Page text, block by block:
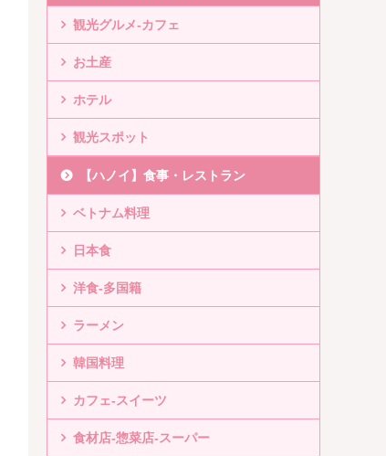
観光グルメ-カフェ
お土産
ホテル
観光スポット
【ハノイ】食事・レストラン
ベトナム料理
日本食
洋食-多国籍
ラーメン
韓国料理
カフェ-スイーツ
食材店-惣菜店-スーパー